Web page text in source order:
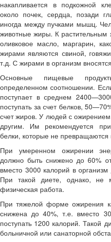
накапливается в подкожной
около почек, сердца, позади
иногда между пучками мышц.
животные жиры. К растительным
оливковое масло, маргарин,
жирами являются свиной,
т.д. С жирами в организм
Основные пищевые
определенном соотношении.
поступает в среднем
поступать за счет белков,
счет жиров. У людей с
другим. Им рекомендуется
белки, которые не
При умеренном ожирении
должно быть снижено до 60%
вместо 3000 калорий в
При такой диете, однако, не
физическая работа.
При тяжелой форме ожирения
снижена до 40%, т.е. вместо
поступать 1200 калорий. Такой
больничной или санаторной